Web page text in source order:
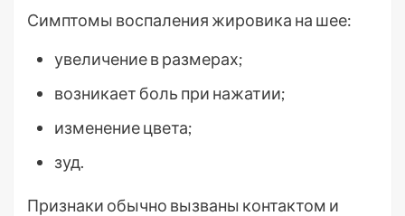
Симптомы воспаления жировика на шее:
увеличение в размерах;
возникает боль при нажатии;
изменение цвета;
зуд.
Признаки обычно вызваны контактом и